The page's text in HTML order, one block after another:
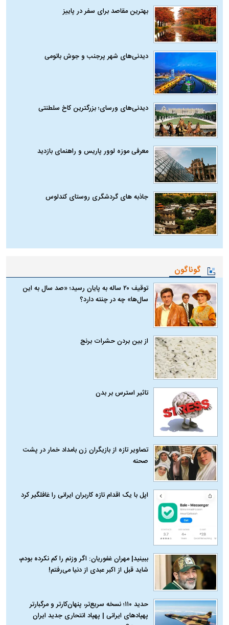
بهترین مقاصد برای سفر در پاییز
دیدنی‌های شهر پرجنب و جوش باتومی
دیدنی‌های ورسای؛ بزرگترین کاخ سلطنتی
معرفی موزه لوور پاریس و راهنمای بازدید
جاذبه های گردشگری روستای کندلوس
گوناگون
توقیف ۲۰ ساله به پایان رسید؛ «صد سال به این
سال‌ها» چه در چنته دارد؟
از بین بردن حشرات برنج
تاثیر استرس بر بدن
تصاویر تازه از بازیگران زن بامداد خمار در پشت
صحنه
اپل با یک اقدام تازه کاربران ایرانی را غافلگیر کرد
ببینید| مهران غفوریان: اگر وزنم را کم نکرده بودم،
شاید قبل از اکبر عبدی از دنیا می‌رفتم!
حدید ۱۱۰؛ نسخه سریع‌تر، پنهان‌کارتر و مرگبارتر
پهپادهای ایرانی | پهپاد انتحاری جدید ایران